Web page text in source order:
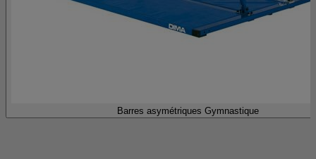
Barres asymétriques Gymnastique